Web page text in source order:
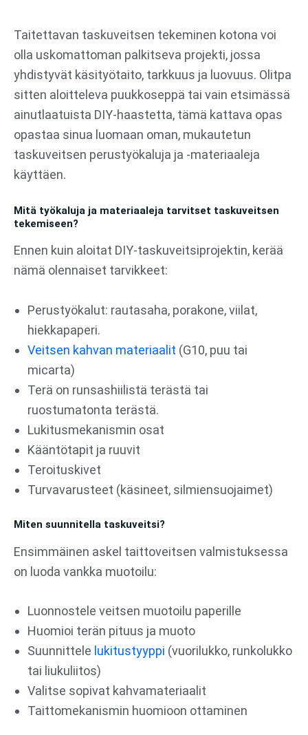
sisältöön
Taitettavan taskuveitsen tekeminen kotona voi
olla uskomattoman palkitseva projekti, jossa
yhdistyvät käsityötaito, tarkkuus ja luovuus. Olitpa
sitten aloitteleva puukkoseppä tai vain etsimässä
ainutlaatuista DIY-haastetta, tämä kattava opas
opastaa sinua luomaan oman, mukautetun
taskuveitsen perustyökaluja ja -materiaaleja
käyttäen.
Mitä työkaluja ja materiaaleja tarvitset taskuveitsen
tekemiseen?
Ennen kuin aloitat DIY-taskuveitsiprojektin, kerää
nämä olennaiset tarvikkeet:
Perustyökalut: rautasaha, porakone, viilat,
hiekkapaperi.
Veitsen kahvan materiaalit (G10, puu tai
micarta)
Terä on runsashiilistä terästä tai
ruostumatonta terästä.
Lukitusmekanismin osat
Kääntötapit ja ruuvit
Teroituskivet
Turvavarusteet (käsineet, silmiensuojaimet)
Miten suunnitella taskuveitsi?
Ensimmäinen askel taittoveitsen valmistuksessa
on luoda vankka muotoilu:
Luonnostele veitsen muotoilu paperille
Huomioi terän pituus ja muoto
Suunnittele lukitustyyppi (vuorilukko, runkolukko
tai liukuliitos)
Valitse sopivat kahvamateriaalit
Taittomekanismin huomioon ottaminen